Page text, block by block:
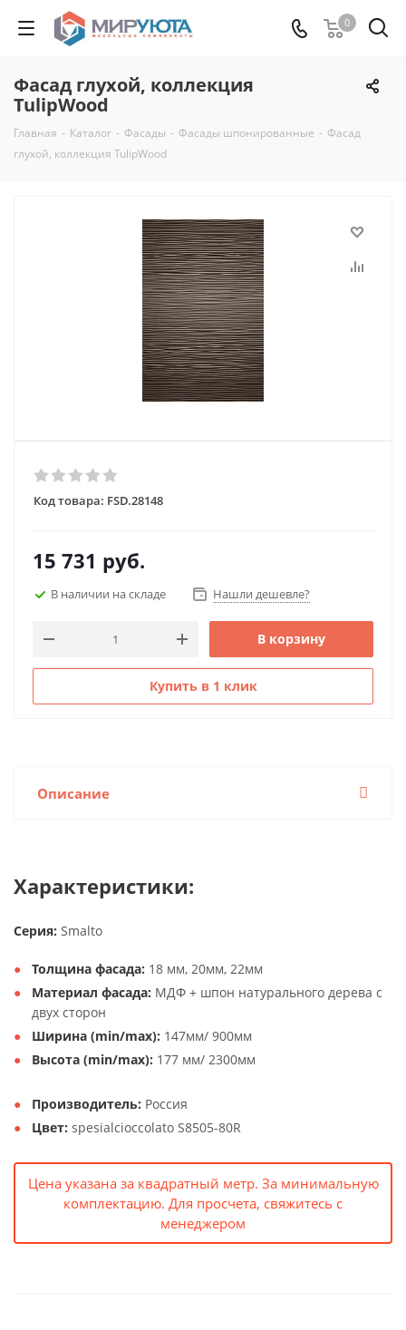
0
Фасад глухой, коллекция
TulipWood
Главная - Каталог - Фасады - Фасады шпонированные - Фасад
глухой, коллекция TulipWood
Код товара: FSD.28148
15 731 руб.
В наличии на складе Нашли дешевле?
В корзину
Купить в 1 клик
Описание
Характеристики:
Серия: Smalto
Толщина фасада: 18 мм, 20мм, 22мм
Материал фасада: МДФ + шпон натурального дерева с
двух сторон
Ширина (min/max): 147мм/ 900мм
Высота (min/max): 177 мм/ 2300мм
Производитель: Россия
Цвет: spesialcioccolato S8505-80R
Цена указана за квадратный метр. За минимальную
комплектацию. Для просчета, свяжитесь с
менеджером